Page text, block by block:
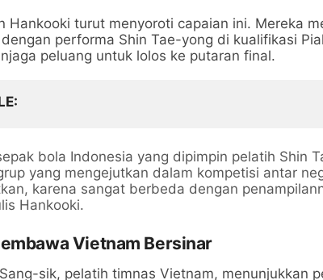
Hankooki turut menyoroti capaian ini. Mereka
performa Shin Tae-yong di kualifikasi
peluang untuk lolos ke putaran final.
bola Indonesia yang dipimpin pelatih Shin
yang mengejutkan dalam kompetisi antar
karena sangat berbeda dengan
Hankooki.
Vietnam Bersinar
sik, pelatih timnas Vietnam, menunjukkan